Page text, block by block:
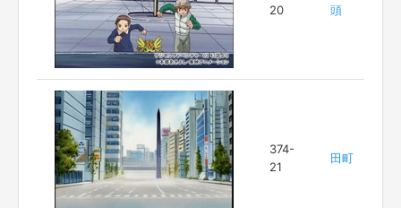
20
頭
374-
21
田町